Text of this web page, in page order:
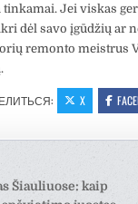
Jei viskas
dėl savo įgūdžių
remonto meistrus
X
Šiauliuose: kaip